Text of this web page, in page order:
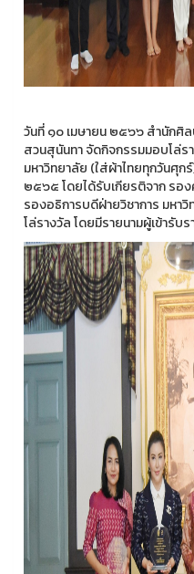
วันที่ ๑๐ เมษายน ๒๕๖๖ สำนักศิ
สวนสุนันทา จัดกิจกรรมมอบโล่
มหาวิทยาลัย (ใส่ผ้าไทยทุกวันศุ
๒๕๖๕ โดยได้รับเกียรติจาก รอ
รองอธิการบดีฝ่ายวิชาการ มหา
โล่รางวัล โดยมีรายนามผู้เข้ารับ